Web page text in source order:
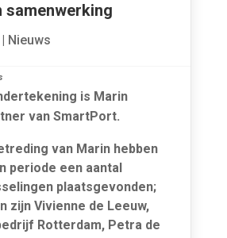
samenwerking
Nieuws
is Marin
van SmartPort.
van Marin hebben
periode een aantal
plaatsgevonden;
zijn Vivienne de Leeuw,
Rotterdam, Petra de